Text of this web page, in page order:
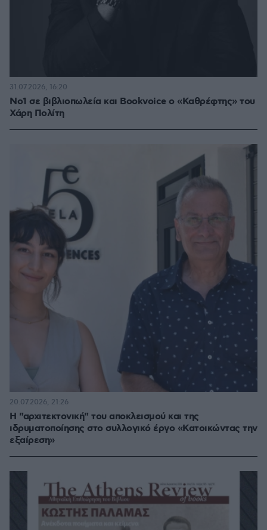
Νο1 σε βιβλιοπωλεία και Bookvoice ο «Καθρέφτης» του
Χάρη Πολίτη
31.07.2026, 16:20
Η "αρχιτεκτονική" του αποκλεισμού και της
ιδρυματοποίησης στο συλλογικό έργο «Κατοικώντας την
εξαίρεση»
20.07.2026, 21:26